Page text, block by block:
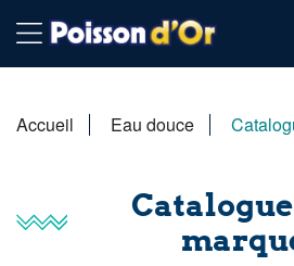
Accueil Eau douce